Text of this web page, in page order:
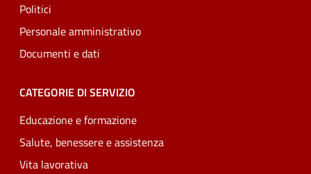
Politici
Personale amministrativo
Documenti e dati
CATEGORIE DI SERVIZIO
Educazione e formazione
Salute, benessere e assistenza
Vita lavorativa